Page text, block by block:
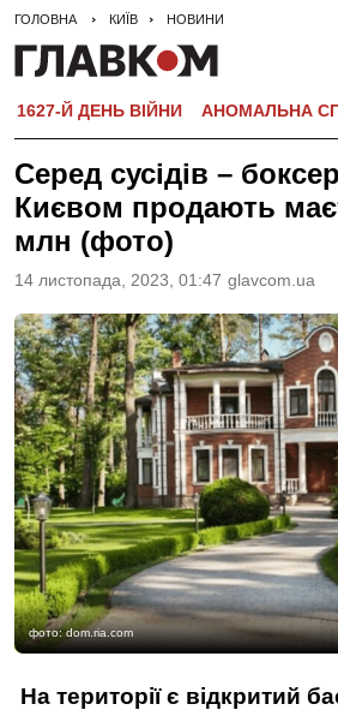
ГОЛОВНА КИЇВ НОВИНИ
1627-Й ДЕНЬ ВІЙНИ АНОМАЛЬНА
Серед сусідів –
Києвом продають
млн (фото)
14 листопада, 2023, 01:47 glavcom.ua
фото: dom.ria.com
На території є відкритий